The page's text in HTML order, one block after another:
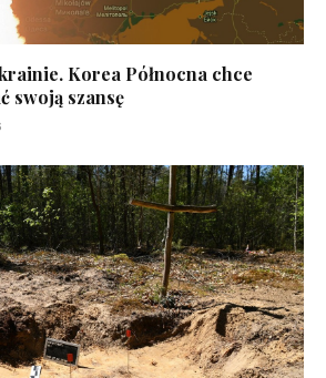
Korea Północna chce
swoją szansę